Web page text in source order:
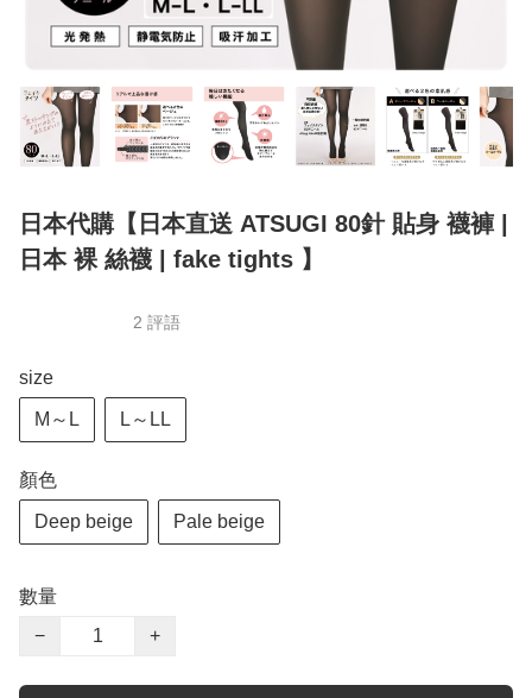
日本代購【日本直送 ATSUGI 80針 貼身 襪褲 |
日本 裸 絲襪 | fake tights 】
2 評語
size
M～L L～LL
顏色
Deep beige Pale beige
數量
−
+